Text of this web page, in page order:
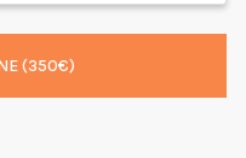
(350€)